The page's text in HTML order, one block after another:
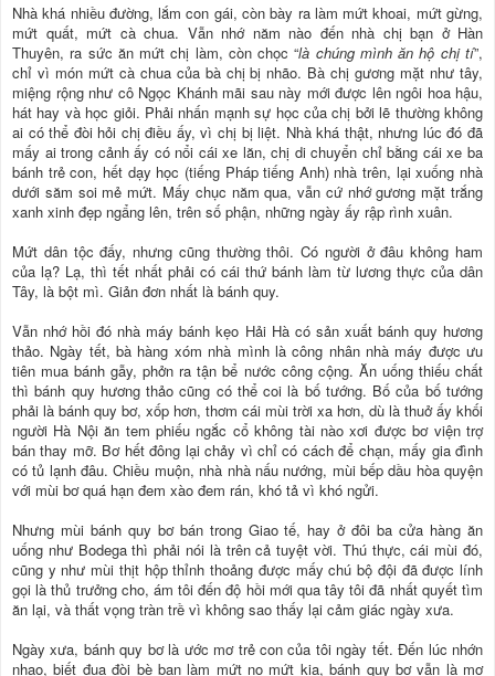
Nhà khá nhiều đường, lắm con gái, còn bày ra làm mứt khoai, mứt gừng,
mứt quất, mứt cà chua. Vẫn nhớ năm nào đến nhà chị bạn ở Hàn
Thuyên, ra sức ăn mứt chị làm, còn chọc “là chúng mình ăn hộ chị tí”,
chỉ vì món mứt cà chua của bà chị bị nhão. Bà chị gương mặt như tây,
miệng rộng như cô Ngọc Khánh mãi sau này mới được lên ngôi hoa hậu,
hát hay và học giỏi. Phải nhấn mạnh sự học của chị bởi lẽ thường không
ai có thể đòi hỏi chị điều ấy, vì chị bị liệt. Nhà khá thật, nhưng lúc đó đã
mấy ai trong cảnh ấy có nổi cái xe lăn, chị di chuyển chỉ bằng cái xe ba
bánh trẻ con, hết dạy học (tiếng Pháp tiếng Anh) nhà trên, lại xuống nhà
dưới săm soi mẻ mứt. Mấy chục năm qua, vẫn cứ nhớ gương mặt trắng
xanh xinh đẹp ngẩng lên, trên số phận, những ngày ấy rập rình xuân.
Mứt dân tộc đấy, nhưng cũng thường thôi. Có người ở đâu không ham
của lạ? Lạ, thì tết nhất phải có cái thứ bánh làm từ lương thực của dân
Tây, là bột mì. Giản đơn nhất là bánh quy.
Vẫn nhớ hồi đó nhà máy bánh kẹo Hải Hà có sản xuất bánh quy hương
thảo. Ngày tết, bà hàng xóm nhà mình là công nhân nhà máy được ưu
tiên mua bánh gẫy, phởn ra tận bể nước công cộng. Ăn uống thiếu chất
thì bánh quy hương thảo cũng có thể coi là bố tướng. Bố của bố tướng
phải là bánh quy bơ, xốp hơn, thơm cái mùi trời xa hơn, dù là thuở ấy khối
người Hà Nội ăn tem phiếu ngắc cổ không tài nào xơi được bơ viện trợ
bán thay mỡ. Bơ hết đông lại chảy vì chỉ có cách để chạn, mấy gia đình
có tủ lạnh đâu. Chiều muộn, nhà nhà nấu nướng, mùi bếp dầu hòa quyện
với mùi bơ quá hạn đem xào đem rán, khó tả vì khó ngửi.
Nhưng mùi bánh quy bơ bán trong Giao tế, hay ở đôi ba cửa hàng ăn
uống như Bodega thì phải nói là trên cả tuyệt vời. Thú thực, cái mùi đó,
cũng y như mùi thịt hộp thỉnh thoảng được mấy chú bộ đội đã được lính
gọi là thủ trưởng cho, ám tôi đến độ hồi mới qua tây tôi đã nhất quyết tìm
ăn lại, và thất vọng tràn trề vì không sao thấy lại cảm giác ngày xưa.
Ngày xưa, bánh quy bơ là ước mơ trẻ con của tôi ngày tết. Đến lúc nhớn
nhao, biết đua đòi bè bạn làm mứt nọ mứt kia, bánh quy bơ vẫn là mơ